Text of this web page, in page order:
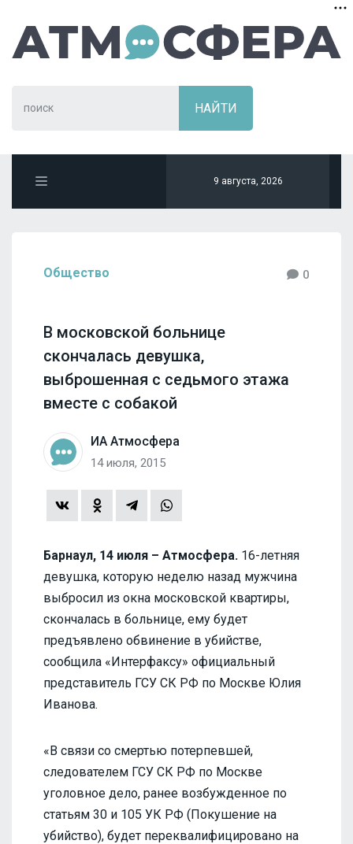
9 августа, 2026
Общество 0
В московской больнице
скончалась девушка,
выброшенная с седьмого этажа
вместе с собакой
ИА Атмосфера
14 июля, 2015
Барнаул, 14 июля – Атмосфера. 16-летняя
девушка, которую неделю назад мужчина
выбросил из окна московской квартиры,
скончалась в больнице, ему будет
предъявлено обвинение в убийстве,
сообщила «Интерфаксу» официальный
представитель ГСУ СК РФ по Москве Юлия
Иванова.
«В связи со смертью потерпевшей,
следователем ГСУ СК РФ по Москве
уголовное дело, ранее возбужденное по
статьям 30 и 105 УК РФ (Покушение на
убийство), будет переквалифицировано на